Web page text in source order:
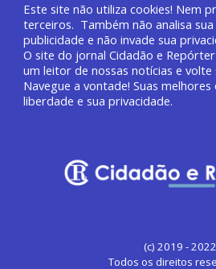
Este site não utiliza cookies! Nem
terceiros. Também não analisa sua
publicidade e não invade sua
O site do jornalCidadão e
um leitor de nossas notícias e
Navegue a vontade! Suas
liberdade e sua privacidade.
(c) 2019 - 2022
Todos os direitos